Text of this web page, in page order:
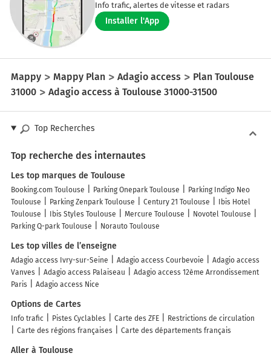
Info trafic, alertes de vitesse et radars
Installer l'App
Mappy Mappy Plan Adagio access
Plan Toulouse
31000
Adagio access à Toulouse 31000-31500
Top Recherches
Top recherche des internautes
Les top marques de Toulouse
Booking.com Toulouse Parking Onepark Toulouse
Parking Indigo Neo
Toulouse
Parking Zenpark Toulouse Century 21 Toulouse
Ibis Hotel
Toulouse
Ibis Styles Toulouse Mercure Toulouse
Novotel Toulouse
Parking Q-park Toulouse
Norauto Toulouse
Les top villes de l’enseigne
Adagio access Ivry-sur-Seine Adagio access Courbevoie
Adagio access
Vanves
Adagio access Palaiseau
Adagio access 12ème Arrondissement
Paris
Adagio access Nice
Options de Cartes
Info trafic Pistes Cyclables Carte des ZFE
Restrictions de circulation
Carte des régions françaises
Carte des départements français
Aller à Toulouse